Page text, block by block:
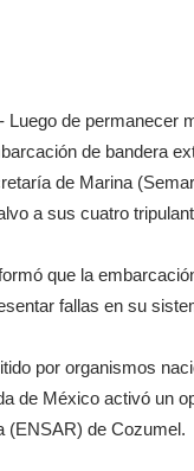
Luego de permanecer
de bandera
de Marina
a sus cuatro
que la
fallas en su
por organismos
de México activó un
(ENSAR) de Cozumel.